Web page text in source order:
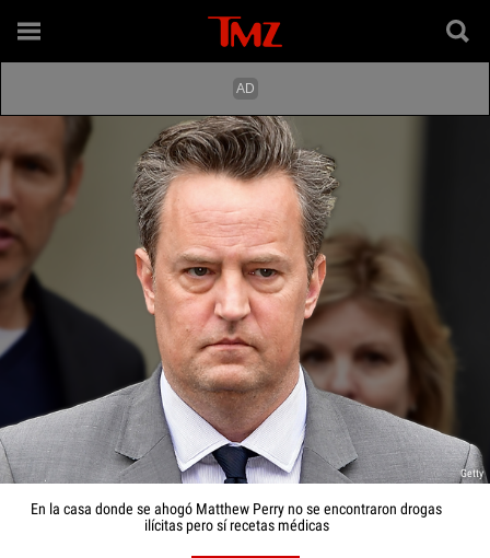
Getty
En la casa donde se ahogó Matthew Perry no se encontraron drogas
ilícitas pero sí recetas médicas